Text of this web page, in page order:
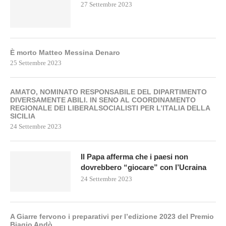
27 Settembre 2023
È morto Matteo Messina Denaro
25 Settembre 2023
AMATO, NOMINATO RESPONSABILE DEL DIPARTIMENTO
DIVERSAMENTE ABILI. IN SENO AL COORDINAMENTO
REGIONALE DEI LIBERALSOCIALISTI PER L’ITALIA DELLA
SICILIA
24 Settembre 2023
Il Papa afferma che i paesi non
dovrebbero “giocare” con l’Ucraina
24 Settembre 2023
A Giarre fervono i preparativi per l’edizione 2023 del Premio